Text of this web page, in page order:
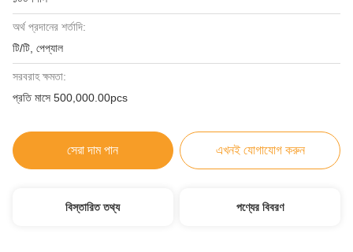
অর্থ প্রদানের শর্তাদি:
টি/টি, পেপ্যাল
সরবরাহ ক্ষমতা:
প্রতি মাসে 500,000.00pcs
সেরা দাম পান এখনই যোগাযোগ করুন
বিস্তারিত তথ্য পণ্যের বিবরণ